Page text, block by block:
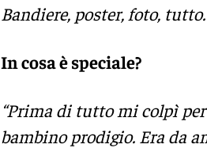
Bandiere, poster, foto,
In cosa è speciale?
“Prima di tutto mi colpì
bambino prodigio. Era da